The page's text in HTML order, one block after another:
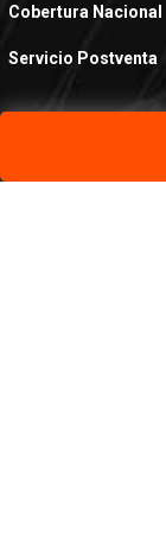
Cobertura Nacional
Servicio Postventa